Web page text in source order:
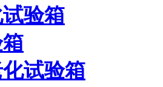
验箱
试验箱